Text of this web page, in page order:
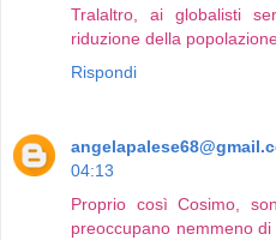
Tralaltro, ai globalisti
riduzione della
Rispondi
04:13
Proprio così Cosimo,
preoccupano nemmeno